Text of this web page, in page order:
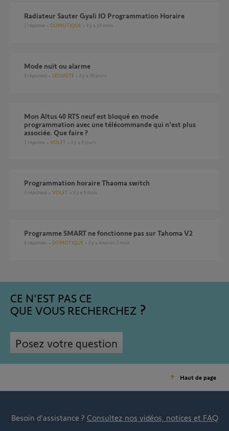
Radiateur Sauter Gyali IO Programmation Horaire
1 réponse DOMOTIQUE il y a 10 mois
Mode nuit ou alarme
8 réponses SÉCURITÉ il y a 30 jours
Mon Altus 40 RTS neuf est bloqué en mode
programmation avec une télécommande qui n'est plus
associée. Que faire ?
1 réponse VOLET il y a 6 jours
Programmation horaire Thaoma switch
3 réponses VOLET il y a 9 mois
Programme SMART ne fonctionne pas sur Tahoma V2
6 réponses DOMOTIQUE il y a environ 2 mois
CE N'EST PAS CE
QUE VOUS RECHERCHEZ
Posez votre question
Haut de page
Besoin d’assistance ? Consultez nos vidéos, notices et FAQ